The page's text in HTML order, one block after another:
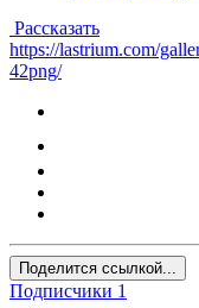
Рассказать
https://lastrium.com/
42png/
Поделится ссылкой...
Подписчики 1